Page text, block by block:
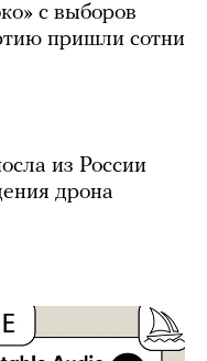
с выборов
пришли сотни
из России
дрона